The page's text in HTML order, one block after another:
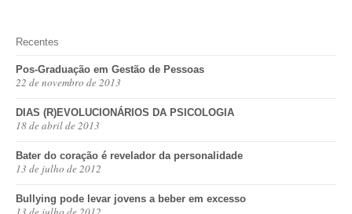
Recentes
Pos-Graduação em Gestão de Pessoas
22 de novembro de 2013
DIAS (R)EVOLUCIONÁRIOS DA PSICOLOGIA
18 de abril de 2013
Bater do coração é revelador da personalidade
13 de julho de 2012
Bullying pode levar jovens a beber em excesso